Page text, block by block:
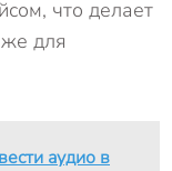
что делает
для
аудио в